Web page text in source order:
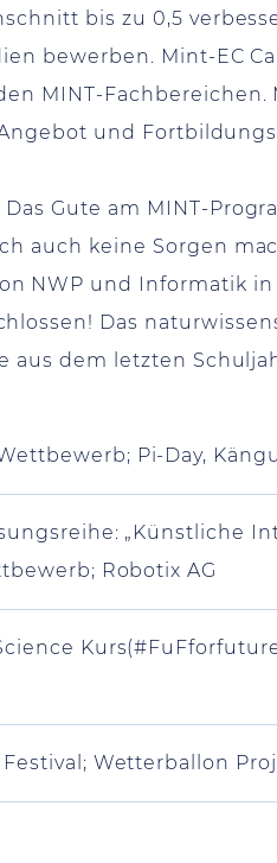
bis zu 0,5
bewerben. Mint-EC
MINT-Fachbereichen.
und
Gute am MINT-
auch keine Sorgen
NWP und Informatik in
Das
aus dem letzten
Pi-Day,
„Künstliche
Robotix AG
Wetterballon